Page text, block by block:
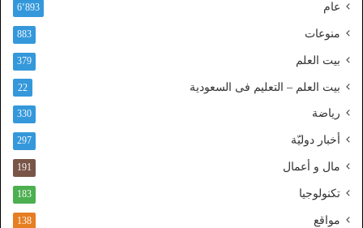
ف
ا
ا
ل
ط
ا
م
و
عام 6٬893
منوعات 883
بيت العلم 379
بيت العلم – التعليم فى السعودية 22
رياضة 330
أخبار دوليّة 297
مال و أعمال 191
تكنولوجيا 183
مواقع 138